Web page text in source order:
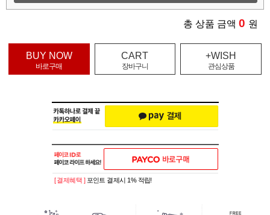
총 상품 금액 0 원
BUY NOW
바로구매
CART
장바구니
+WISH
관심상품
[ 결제혜택 ] 포인트 결제시 1% 적립!